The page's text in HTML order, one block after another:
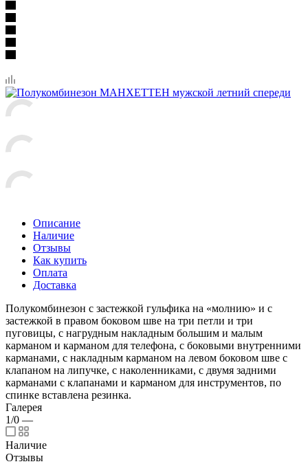
Описание
Наличие
Отзывы
Как купить
Оплата
Доставка
Полукомбинезон с застежкой гульфика на «молнию» и с
застежкой в правом боковом шве на три петли и три
пуговицы, с нагрудным накладным большим и малым
карманом и карманом для телефона, с боковыми внутренними
карманами, с накладным карманом на левом боковом шве с
клапаном на липучке, с наколенниками, с двумя задними
карманами с клапанами и карманом для инструментов, по
спинке вставлена резинка.
Галерея
1/0 —
Наличие
Отзывы